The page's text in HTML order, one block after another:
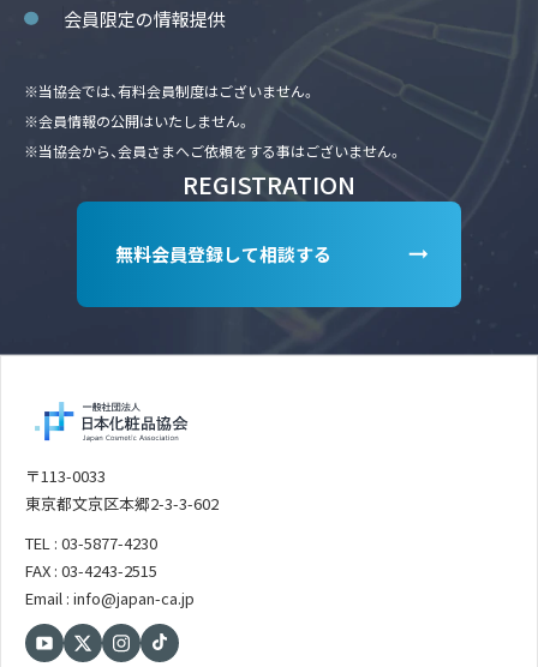
会員限定の情報提供
※当協会では、有料会員制度はございません。
※会員情報の公開はいたしません。
※当協会から、会員さまへご依頼をする事はございません。
REGISTRATION
無料会員登録して相談する
〒113-0033
東京都文京区本郷2-3-3-602
TEL : 03-5877-4230
FAX : 03-4243-2515
Email : info@japan-ca.jp